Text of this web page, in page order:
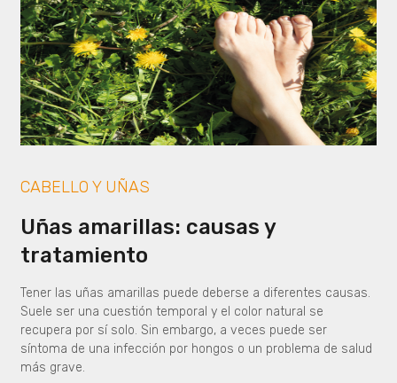
CABELLO Y UÑAS
Uñas amarillas: causas y
tratamiento
Tener las uñas amarillas puede deberse a diferentes causas.
Suele ser una cuestión temporal y el color natural se
recupera por sí solo. Sin embargo, a veces puede ser
síntoma de una infección por hongos o un problema de salud
más grave.